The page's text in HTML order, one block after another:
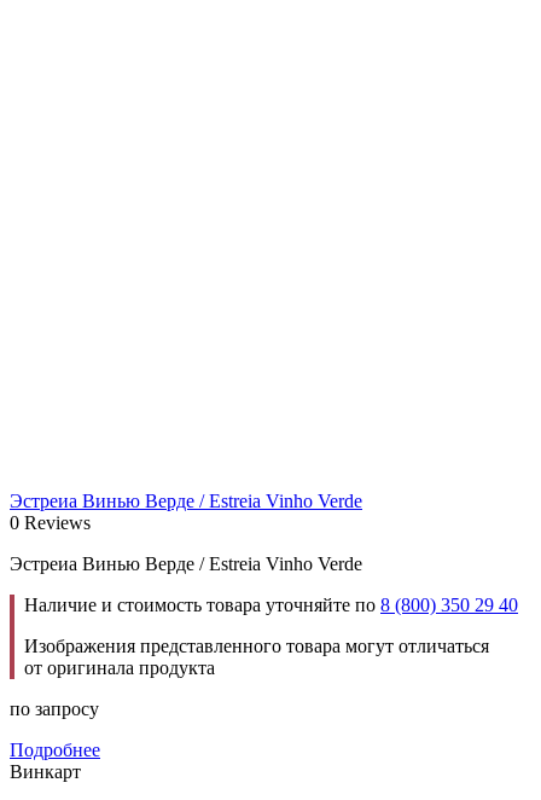
Эстреиа Винью Верде / Estreia Vinho Verde
0 Reviews
Эстреиа Винью Верде / Estreia Vinho Verde
Наличие и стоимость товара уточняйте по 8 (800) 350 29 40
Изображения представленного товара могут отличаться
от оригинала продукта
по запросу
Подробнее
Винкарт